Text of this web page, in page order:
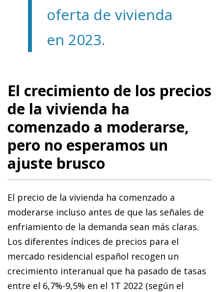
oferta de vivienda
en 2023.
El crecimiento de los precios
de la vivienda ha
comenzado a moderarse,
pero no esperamos un
ajuste brusco
El precio de la vivienda ha comenzado a
moderarse incluso antes de que las señales de
enfriamiento de la demanda sean más claras.
Los diferentes índices de precios para el
mercado residencial español recogen un
crecimiento interanual que ha pasado de tasas
entre el 6,7%-9,5% en el 1T 2022 (según el